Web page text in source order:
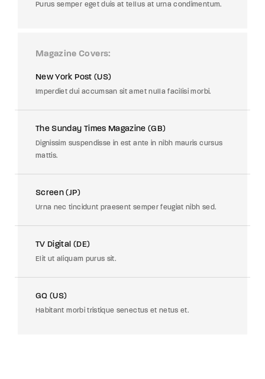
Purus semper eget duis at tellus at urna condimentum.
Magazine Covers
New York Post (US)
Imperdiet dui accumsan sit amet nulla facilisi morbi.
The Sunday Times Magazine (GB)
Dignissim suspendisse in est ante in nibh mauris cursus
mattis.
Screen (JP)
Urna nec tincidunt praesent semper feugiat nibh sed.
TV Digital (DE)
Elit ut aliquam purus sit.
GQ (US)
Habitant morbi tristique senectus et netus et.